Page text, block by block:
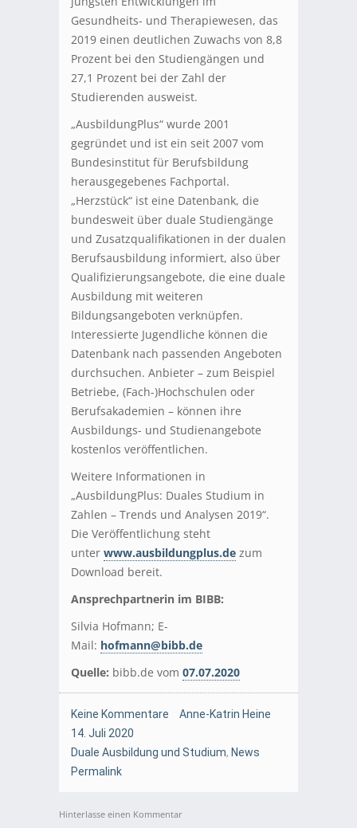
Gesundheits- und Therapiewesen, das
2019 einen deutlichen Zuwachs von 8,8
Prozent bei den Studiengängen und
27,1 Prozent bei der Zahl der
Studierenden ausweist.
„AusbildungPlus“ wurde 2001
gegründet und ist ein seit 2007 vom
Bundesinstitut für Berufsbildung
herausgegebenes Fachportal.
„Herzstück“ ist eine Datenbank, die
bundesweit über duale Studiengänge
und Zusatzqualifikationen in der dualen
Berufsausbildung informiert, also über
Qualifizierungsangebote, die eine duale
Ausbildung mit weiteren
Bildungsangeboten verknüpfen.
Interessierte Jugendliche können die
Datenbank nach passenden Angeboten
durchsuchen. Anbieter – zum Beispiel
Betriebe, (Fach-)Hochschulen oder
Berufsakademien – können ihre
Ausbildungs- und Studienangebote
kostenlos veröffentlichen.
Weitere Informationen in
„AusbildungPlus: Duales Studium in
Zahlen – Trends und Analysen 2019“.
Die Veröffentlichung steht
unter www.ausbildungplus.de zum
Download bereit.
Ansprechpartnerin im BIBB:
Silvia Hofmann; E-
Mail: hofmann@bibb.de
Quelle: bibb.de vom 07.07.2020
Keine Kommentare
Anne-Katrin Heine
14. Juli 2020
Duale Ausbildung und Studium, News
Permalink
Hinterlasse einen Kommentar